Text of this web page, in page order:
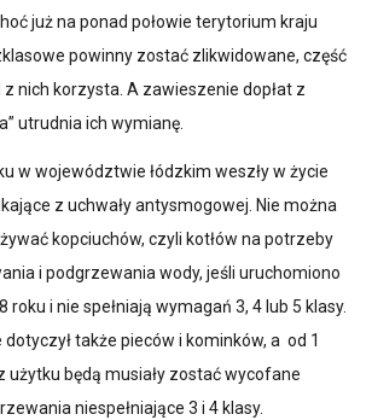
już na ponad połowie terytorium kraju
powinny zostać zlikwidowane, część
nich korzysta. A zawieszenie dopłat z
utrudnia ich wymianę.
w województwie łódzkim weszły w życie
z uchwały antysmogowej. Nie można
kopciuchów, czyli kotłów na potrzeby
i podgrzewania wody, jeśli uruchomiono
roku i nie spełniają wymagań 3, 4 lub 5 klasy.
także pieców i kominków, a od 1
użytku będą musiały zostać wycofane
niespełniające 3 i 4 klasy.